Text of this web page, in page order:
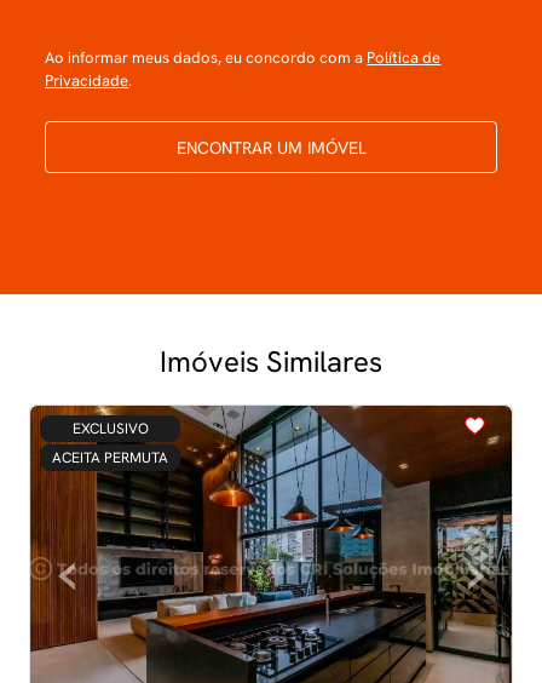
Ao informar meus dados, eu concordo com a Política de
Privacidade.
ENCONTRAR UM IMÓVEL
Imóveis Similares
EXCLUSIVO
ACEITA PERMUTA
<<<<
‹Previous ›Next